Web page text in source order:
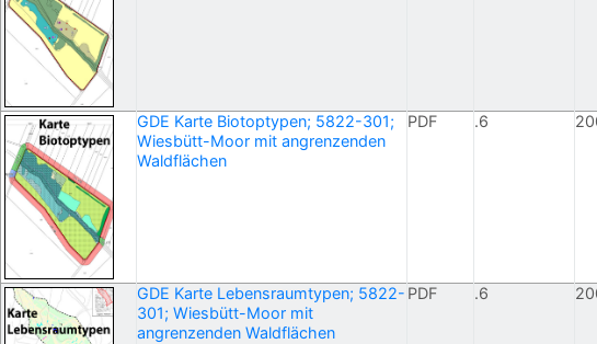
GDE Karte Biotoptypen; 5822-301;
Wiesbütt-Moor mit angrenzenden
Waldflächen
PDF .6
GDE Karte Lebensraumtypen; 5822-
301; Wiesbütt-Moor mit
angrenzenden Waldflächen
PDF .6